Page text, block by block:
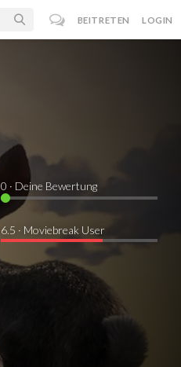
BEITRETEN LOGIN
0 · Deine Bewertung
6.5 · Moviebreak User